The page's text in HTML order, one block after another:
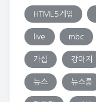
HTML5게임
live mbc
가십 강아지
뉴스 뉴스룸